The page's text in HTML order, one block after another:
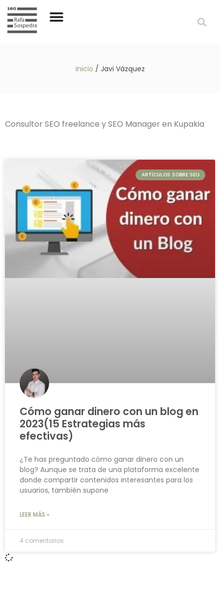
Inicio / Javi Vázquez
Consultor SEO freelance y SEO Manager en Kupakia
ARTÍCULOS SOBRE SEO
Cómo ganar dinero con un blog en
2023(15 Estrategias más
efectivas)
¿Te has preguntado cómo ganar dinero con un
blog? Aunque se trata de una plataforma excelente
donde compartir contenidos interesantes para los
usuarios, también supone
LEER MÁS »
4 comentarios